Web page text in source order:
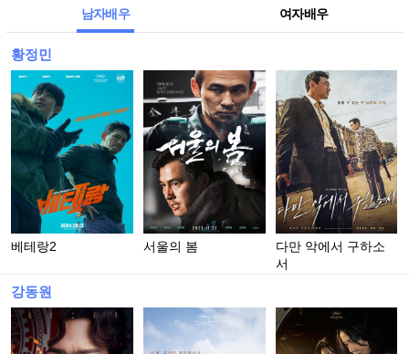
남자배우 여자배우
황정민
베테랑2 서울의 봄
다만 악에서 구하소
서
강동원